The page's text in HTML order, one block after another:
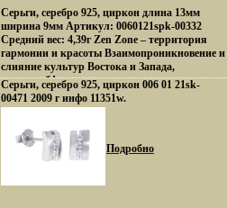
Серьги, серебро 925, циркон длина 13мм
ширина 9мм Артикул: 0060121spk-00332
Средний вес: 4,39г Zen Zone – территория
гармонии и красоты Взаимопроникновение и
слияние культур Востока и Запада,
сочетанибфшрюе контрастов и
противоположностей Настроения неонового
Токио, обаяние французских кофеин,
романтика коралловых рифов и лазурных
побережий Бали, динамика моды и
тенденций Милана – все это воплотилось в
Дизайнеры изменили традиционному
Серьги, серебро 925, циркон 006 01 21sk-
00471 2009 г инфо 11351w.
Подробно